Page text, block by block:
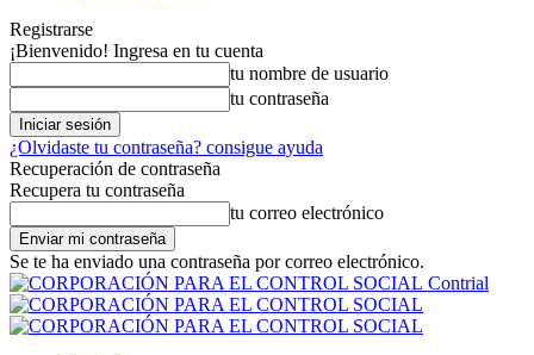
Registrarse
¡Bienvenido! Ingresa en tu cuenta
tu nombre de usuario
tu contraseña
¿Olvidaste tu contraseña? consigue ayuda
Recuperación de contraseña
Recupera tu contraseña
tu correo electrónico
Se te ha enviado una contraseña por correo electrónico.
Contrial